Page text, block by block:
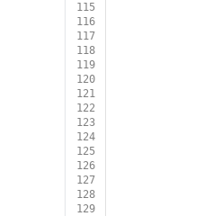
115
116
117
118
119
120
121
122
123
124
125
126
127
128
129